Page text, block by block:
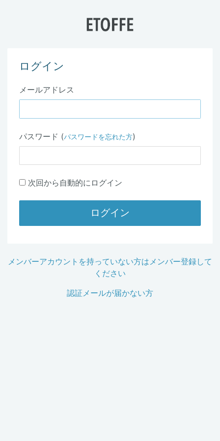
ログイン
メールアドレス
パスワード (パスワードを忘れた方)
次回から自動的にログイン
ログイン
メンバーアカウントを持っていない方はメンバー登録して
ください
認証メールが届かない方